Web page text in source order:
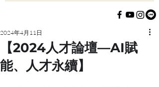
【2024人才論壇—AI賦
能、人才永續】
2024年4月11日